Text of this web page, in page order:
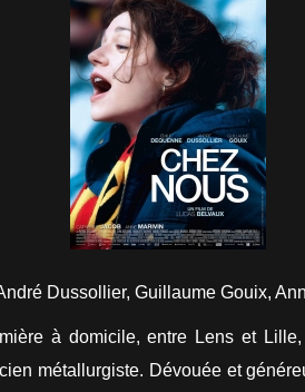
Dussollier, Guillaume Gouix,
à domicile, entre Lens et
métallurgiste. Dévouée et